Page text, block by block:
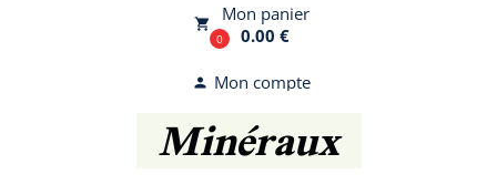
local_grocery_store
0
Mon panier
0.00 €
person Mon compte
Minéraux